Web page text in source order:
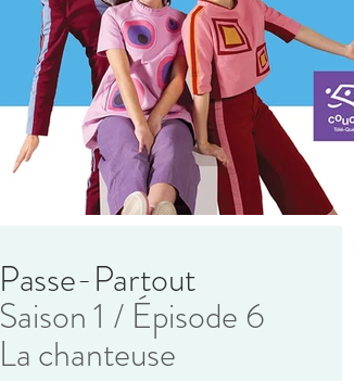
Passe-Partout
Saison 1 / Épisode 6
La chanteuse